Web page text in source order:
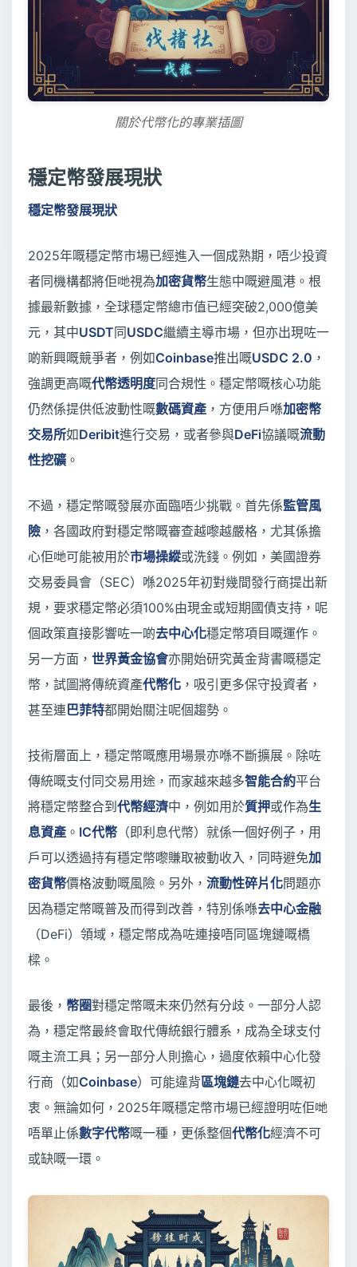
關於代幣化的專業插圖
穩定幣發展現狀
穩定幣發展現狀
2025年嘅穩定幣市場已經進入一個成熟期，唔少投資
者同機構都將佢哋視為加密貨幣生態中嘅避風港。根
據最新數據，全球穩定幣總市值已經突破2,000億美
元，其中USDT同USDC繼續主導市場，但亦出現咗一
啲新興嘅競爭者，例如Coinbase推出嘅USDC 2.0 ，
強調更高嘅代幣透明度同合規性。穩定幣嘅核心功能
仍然係提供低波動性嘅數碼資產 ，方便用戶喺加密幣
交易所如Deribit進行交易，或者參與DeFi協議嘅流動
性挖礦 。
不過，穩定幣嘅發展亦面臨唔少挑戰。首先係監管風
險 ，各國政府對穩定幣嘅審查越嚟越嚴格，尤其係擔
心佢哋可能被用於市場操縱或洗錢。例如，美國證券
交易委員會（SEC）喺2025年初對幾間發行商提出新
規，要求穩定幣必須100%由現金或短期國債支持，呢
個政策直接影響咗一啲去中心化穩定幣項目嘅運作。
另一方面， 世界黃金協會亦開始研究黃金背書嘅穩定
幣，試圖將傳統資產代幣化 ，吸引更多保守投資者，
甚至連巴菲特都開始關注呢個趨勢。
技術層面上，穩定幣嘅應用場景亦喺不斷擴展。除咗
傳統嘅支付同交易用途，而家越來越多智能合約平台
將穩定幣整合到 代幣經濟中，例如用於質押或作為生
息資產 。 IC代幣 （即利息代幣）就係一個好例子，用
戶可以透過持有穩定幣嚟賺取被動收入，同時避免加
密貨幣價格波動嘅風險。另外， 流動性碎片化問題亦
因為穩定幣嘅普及而得到改善，特別係喺去中心金融
（DeFi）領域，穩定幣成為咗連接唔同區塊鏈嘅橋
樑。
最後， 幣圈對穩定幣嘅未來仍然有分歧。一部分人認
為，穩定幣最終會取代傳統銀行體系，成為全球支付
嘅主流工具；另一部分人則擔心，過度依賴中心化發
行商（如Coinbase）可能違背區塊鏈去中心化嘅初
衷。無論如何，2025年嘅穩定幣市場已經證明咗佢哋
唔單止係數字代幣嘅一種，更係整個代幣化經濟不可
或缺嘅一環。